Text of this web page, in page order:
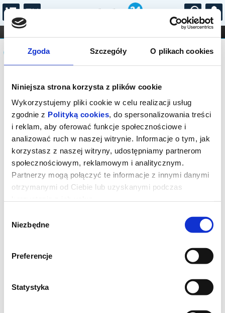
Zgoda Szczegóły O plikach cookies
Niniejsza strona korzysta z plików cookie
Wykorzystujemy pliki cookie w celu realizacji usług
zgodnie z Polityką cookies, do spersonalizowania treści
i reklam, aby oferować funkcje społecznościowe i
analizować ruch w naszej witrynie. Informacje o tym, jak
korzystasz z naszej witryny, udostępniamy partnerom
społecznościowym, reklamowym i analitycznym.
Partnerzy mogą połączyć te informacje z innymi danymi
otrzymanymi od Ciebie lub uzyskanymi podczas
zgody
Niezbędne
Preferencje
Statystyka
...
FILHARMONIA OPERA I BALET
STAND-UP
DLA DZIECI
Komunikat
Sprzedaż on-line została zakończona,
sprawdź dostępność biletów w kasie.